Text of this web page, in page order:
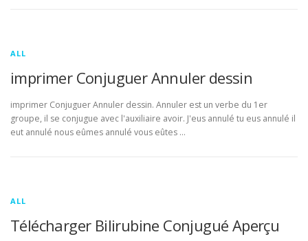
ALL
imprimer Conjuguer Annuler dessin
imprimer Conjuguer Annuler dessin. Annuler est un verbe du 1er
groupe, il se conjugue avec l'auxiliaire avoir. J'eus annulé tu eus annulé il
eut annulé nous eûmes annulé vous eûtes …
ALL
Télécharger Bilirubine Conjugué Aperçu